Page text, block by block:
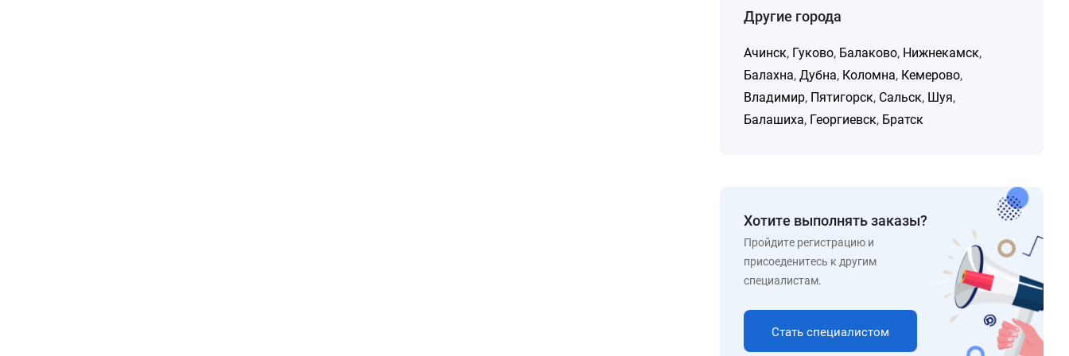
Другие города
Ачинск, Гуково, Балаково, Нижнекамск,
Балахна,Дубна, Коломна, Кемерово,
Владимир, Пятигорск, Сальск, Шуя,
Балашиха, Георгиевск, Братск
Хотите выполнять заказы?
Пройдите регистрацию и
присоеденитесь к другим
специалистам.
Стать специалистом